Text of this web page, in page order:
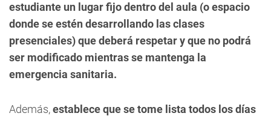
estudiante un lugar fijo dentro del aula (o espacio
donde se estén desarrollando las clases
presenciales) que deberá respetar y que no podrá
ser modificado mientras se mantenga la
emergencia sanitaria.
Además,establece que se tome lista todos los días